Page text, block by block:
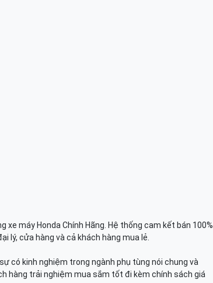
xe máy Honda Chính Hãng. Hệ thống cam kết bán 100%
lý, cửa hàng và cả khách hàng mua lẻ.
có kinh nghiệm trong ngành phụ tùng nói chung và
hàng trải nghiệm mua sắm tốt đi kèm chính sách giá